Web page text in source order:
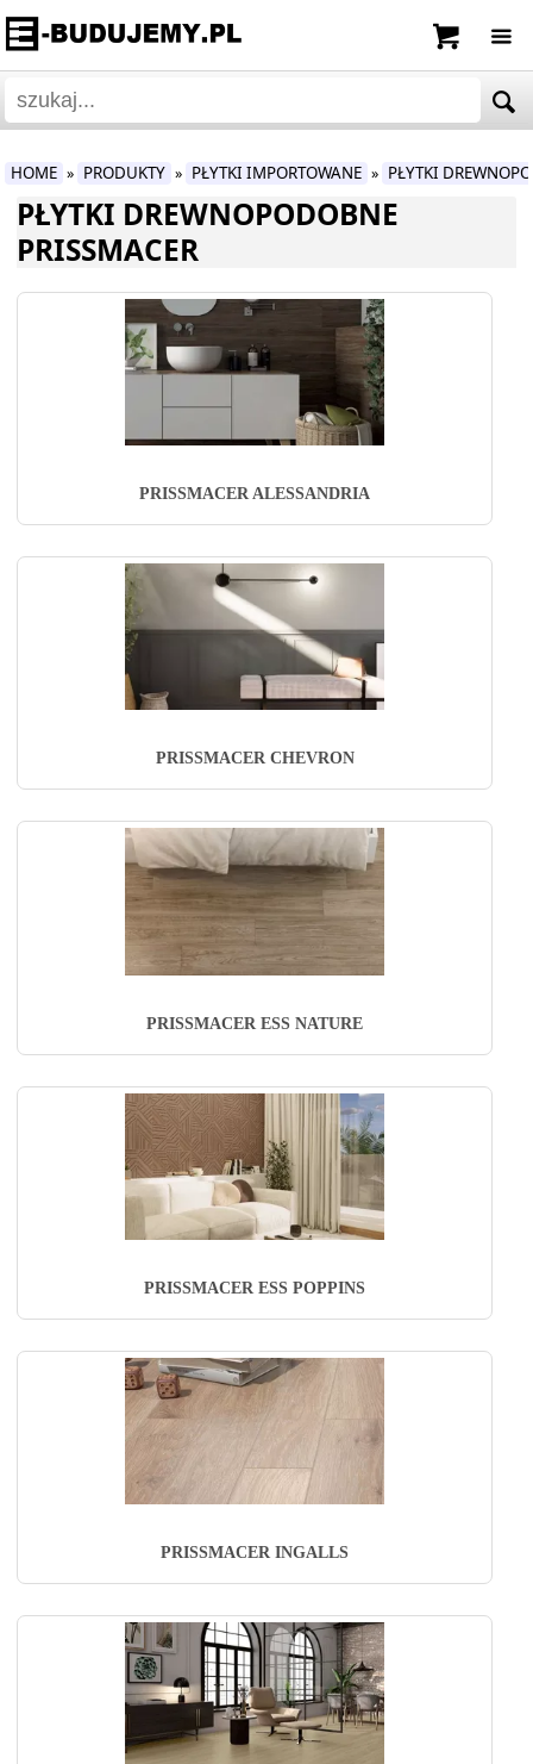
HOME » PRODUKTY » PŁYTKI IMPORTOWANE » PŁYTKI
PŁYTKI DREWNOPODOBNE
PRISSMACER
PRISSMACER ALESSANDRIA
PRISSMACER CHEVRON
PRISSMACER ESS NATURE
PRISSMACER ESS POPPINS
PRISSMACER INGALLS